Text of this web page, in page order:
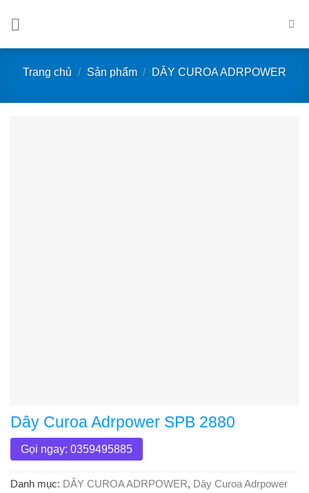
Trang chủ / Sản phẩm / DÂY CUROA ADRPOWER
Dây Curoa Adrpower SPB 2880
Gọi ngay: 0359495885
Danh mục: DÂY CUROA ADRPOWER, Dây Curoa Adrpower